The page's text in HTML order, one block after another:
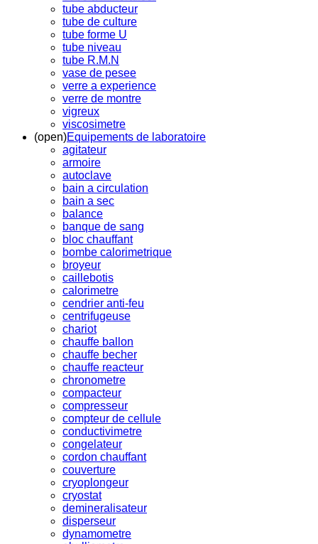
tube abducteur
tube de culture
tube forme U
tube niveau
tube R.M.N
vase de pesee
verre a experience
verre de montre
vigreux
viscosimetre
(open)Equipements de laboratoire
agitateur
armoire
autoclave
bain a circulation
bain a sec
balance
banque de sang
bloc chauffant
bombe calorimetrique
broyeur
caillebotis
calorimetre
cendrier anti-feu
centrifugeuse
chariot
chauffe ballon
chauffe becher
chauffe reacteur
chronometre
compacteur
compresseur
compteur de cellule
conductivimetre
congelateur
cordon chauffant
couverture
cryoplongeur
cryostat
demineralisateur
disperseur
dynamometre